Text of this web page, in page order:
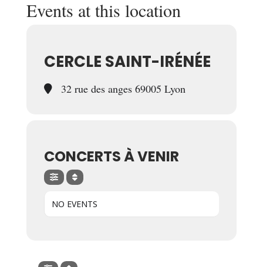
Events at this location
CERCLE SAINT-IRÉNÉE
32 rue des anges 69005 Lyon
CONCERTS À VENIR
NO EVENTS